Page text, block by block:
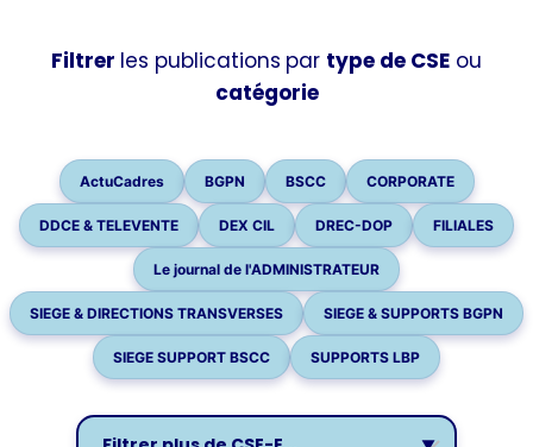
Filtrer les publications par type de CSE ou
catégorie
ActuCadres BGPN BSCC CORPORATE
DDCE & TELEVENTE DEX CIL DREC-DOP FILIALES
Le journal de l'ADMINISTRATEUR
SIEGE & DIRECTIONS TRANSVERSES SIEGE & SUPPORTS BGPN
SIEGE SUPPORT BSCC SUPPORTS LBP